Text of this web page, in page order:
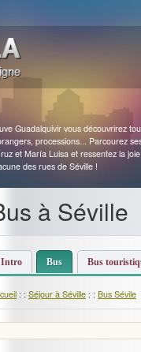
Guadalquivir vous découvrirez
processions... Parcourez
et María Luisa et ressentez la joie
des rues de Séville !
à Séville
Intro Bus Bus
: : Séjour à Séville : : Bus Sévile